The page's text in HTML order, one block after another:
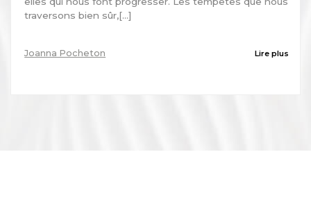
traversons bien sûr,[...]
Joanna Pocheton Lire plus